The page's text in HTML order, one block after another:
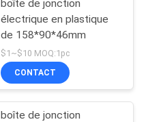
boîte de jonction
électrique en plastique
de 158*90*46mm
$1~$10 MOQ:1pc
CONTACT
boîte de jonction